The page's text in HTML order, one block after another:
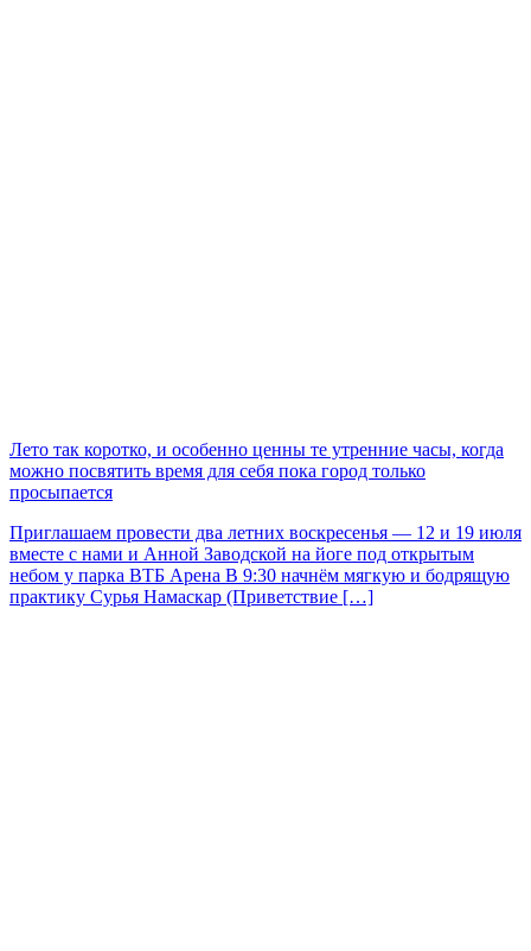
Лето так коротко, и особенно ценны те утренние часы, когда
можно посвятить время для себя пока город только
просыпается
Приглашаем провести два летних воскресенья — 12 и 19 июля
вместе с нами и Анной Заводской на йоге под открытым
небом у парка ВТБ Арена В 9:30 начнём мягкую и бодрящую
практику Сурья Намаскар (Приветствие […]